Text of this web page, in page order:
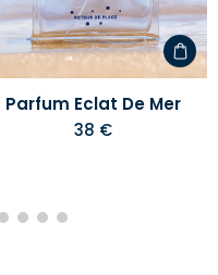
Parfum Eclat De Mer
38 €